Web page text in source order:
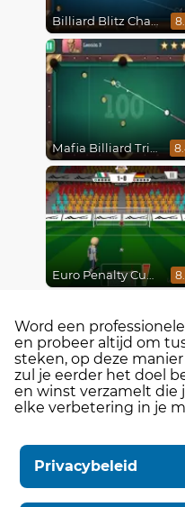
Billiard Blitz Challenge
Mafia Billiard Tricks
Euro Penalty Cup 2021
Word een
en probeer altijd om
steken, op deze
zul je eerder het doel
en winst verzamelt die
elke verbetering in je
Privacybeleid